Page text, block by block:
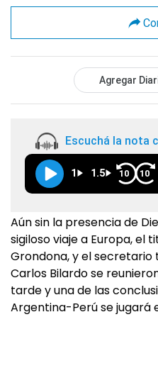
Agregar
Escuchá la nota
1 1.5 10 10
Aún sin la presencia de
sigiloso viaje a Europa, el
Grondona, y el
Carlos Bilardo se
tarde y una de las
Argentina-Perú se jugará